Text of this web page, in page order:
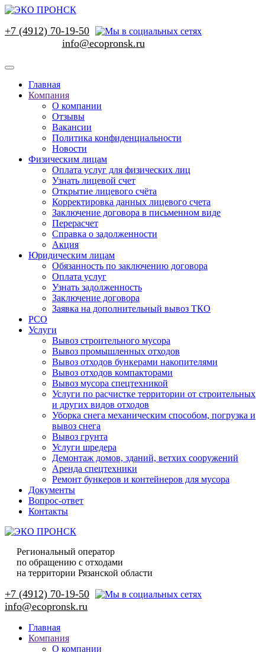
+7 (4912) 70-19-50
Главная
Компания
О компании
Отзывы
Вакансии
Политика конфиденциальности
Новости
Физическим лицам
Оплата услуг для физических лиц
Узнать лицевой счет
Открытие лицевого счёта
Корректировка данных лицевого счета
Заключение договора в письменном виде
Перерасчет
Справка о задолженности
Акция
Юридическим лицам
Обязанность по заключению договора
Оплата услуг
Узнать задолженность
Заключение договора
Заявка на дополнительный вывоз ТКО
РСО
Услуги
Вывоз строительного мусора
Вывоз промышленных отходов
Вывоз отходов бункерами накопителями
Вывоз отходов компакторами
Вывоз мусора спецтехникой
Услуги по расчистке территории от строительных
и других видов отходов
Уборка снега механическим способом, погрузка и
вывоз снега
Вывоз грунта
Услуги шредера
Демонтаж домов, зданий, ветхих сооружений
Аренда спецтехники
Ремонт бункеров и контейнеров для мусора
Документы
Вопрос-ответ
Контакты
Региональный оператор
по обращению с отходами
на территории Рязанской области
+7 (4912) 70-19-50
Главная
Компания
О компании